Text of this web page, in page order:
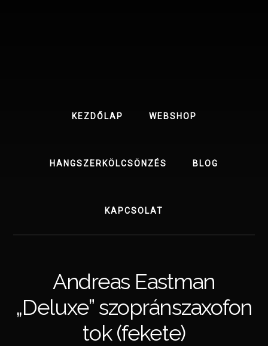
KEZDŐLAP WEBSHOP
HANGSZERKÖLCSÖNZÉS BLOG
KAPCSOLAT
Andreas Eastman
„Deluxe” szopránszaxofon
tok (fekete)